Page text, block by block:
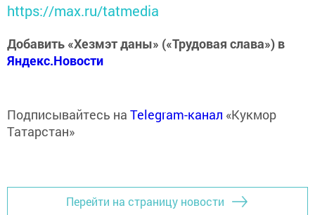
https://max.ru/tatmedia
Добавить «Хезмэт даны» («Трудовая слава») в
Яндекс.Новости
Подписывайтесь на Telegram-канал «Кукмор
Татарстан»
Перейти на страницу новости